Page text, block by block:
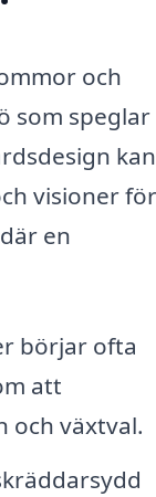
och
som speglar
kan
visioner för
en
börjar ofta
att
och växtval.